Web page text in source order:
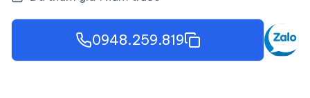
0948.259.819